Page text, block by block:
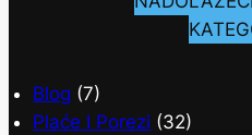
Blog (7)
Plaće I Porezi (32)